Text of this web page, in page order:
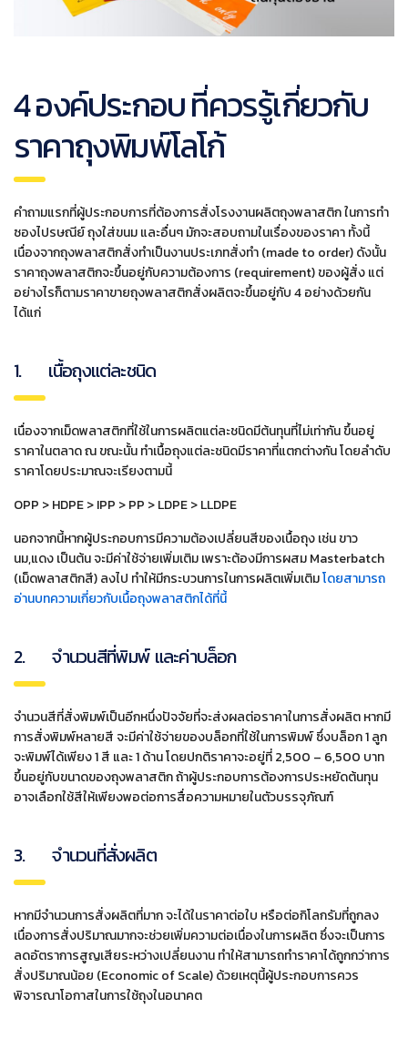
4 องค์ประกอบ ที่ควรรู้เกี่ยวกับ
ราคาถุงพิมพ์โลโก้
คำถามแรกที่ผู้ประกอบการที่ต้องการสั่งโรงงานผลิตถุงพลาสติก ในการทำ
ซองไปรษณีย์ ถุงใส่ขนม และอื่นๆ มักจะสอบถามในเรื่องของราคา ทั้งนี้
เนื่องจากถุงพลาสติกสั่งทำเป็นงานประเภทสั่งทำ (made to order) ดังนั้น
ราคาถุงพลาสติกจะขึ้นอยู่กับความต้องการ (requirement) ของผู้สั่ง แต่
อย่างไรก็ตามราคาขายถุงพลาสติกสั่งผลิตจะขึ้นอยู่กับ 4 อย่างด้วยกัน
ได้แก่
1. เนื้อถุงแต่ละชนิด
เนื่องจากเม็ดพลาสติกที่ใช้ในการผลิตแต่ละชนิดมีต้นทุนที่ไม่เท่ากัน ขึ้นอยู่
ราคาในตลาด ณ ขณะนั้น ทำเนื้อถุงแต่ละชนิดมีราคาที่แตกต่างกัน โดยลำดับ
ราคาโดยประมาณจะเรียงตามนี้
OPP > HDPE > IPP > PP > LDPE > LLDPE
นอกจากนี้หากผู้ประกอบการมีความต้องเปลี่ยนสีของเนื้อถุง เช่น ขาว
นม,แดง เป็นต้น จะมีค่าใช้จ่ายเพิ่มเติม เพราะต้องมีการผสม Masterbatch
(เม็ดพลาสติกสี) ลงไป ทำให้มีกระบวนการในการผลิตเพิ่มเติมโดยสามารถ
อ่านบทความเกี่ยวกับเนื้อถุงพลาสติกได้ที่นี้
2. จำนวนสีที่พิมพ์ และค่าบล็อก
จำนวนสีที่สั่งพิมพ์เป็นอีกหนึ่งปัจจัยที่จะส่งผลต่อราคาในการสั่งผลิต หากมี
การสั่งพิมพ์หลายสี จะมีค่าใช้จ่ายของบล็อกที่ใช้ในการพิมพ์ ซึ่งบล็อก 1 ลูก
จะพิมพ์ได้เพียง 1 สี และ 1 ด้าน โดยปกติราคาจะอยู่ที่ 2,500 – 6,500 บาท
ขึ้นอยู่กับขนาดของถุงพลาสติก ถ้าผู้ประกอบการต้องการประหยัดต้นทุน
อาจเลือกใช้สีให้เพียงพอต่อการสื่อความหมายในตัวบรรจุภัณฑ์
3. จำนวนที่สั่งผลิต
หากมีจำนวนการสั่งผลิตที่มาก จะได้ในราคาต่อใบ หรือต่อกิโลกรัมที่ถูกลง
เนื่องการสั่งปริมาณมากจะช่วยเพิ่มความต่อเนื่องในการผลิต ซึ่งจะเป็นการ
ลดอัตราการสูญเสียระหว่างเปลี่ยนงาน ทำให้สามารถทำราคาได้ถูกกว่าการ
สั่งปริมาณน้อย (Economic of Scale) ด้วยเหตุนี้ผู้ประกอบการควร
พิจารณาโอกาสในการใช้ถุงในอนาคต